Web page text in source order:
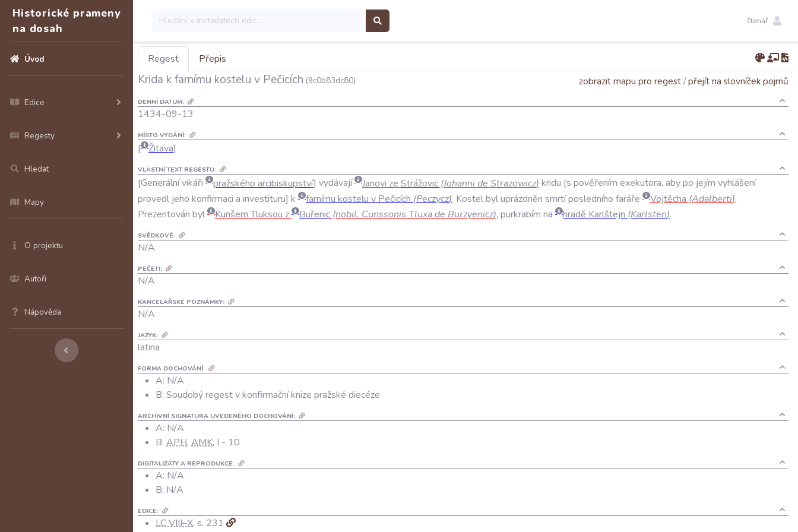
Historické prameny
na dosah
Úvod
Edice
Regesty
Hledat
Mapy
O projektu
Autoři
Nápověda
čtenář
Regest Přepis
Krida k farnímu kostelu v Pečicích (9c0b83dc80) zobrazit mapu pro regest/přejít na slovníček pojmů
DENNÍ DATUM:
1434-09-13
MÍSTO VYDÁNÍ:
Žitava
VLASTNÍ TEXT REGESTU:
Generálnívikáři pražského arcibiskupství vydávají Janovi ze Strážovic (Johannide Strazowicz) kridu s pověřením exekutora, abypo jejím vyhlášení
provedl jeho konfirmaci a investituru k farnímu kostelu v Pečicích (Peczycz). Kostelbyluprázdněn smrtíposledního faráře Vojtěcha (Adalberti).
Prezentován byl Kunšem Tluksou z Buřenic (nobil. Cunssonis Tluxade Burzyenicz), purkrabím na hradě Karlštejn (Karlsten).
SVĚDKOVÉ:
N/A
PEČETI:
N/A
KANCELÁŘSKÉ POZNÁMKY:
N/A
JAZYK:
latina
FORMA DOCHOVÁNÍ:
A: N/A
B: Soudobý regest v konfirmační knize pražské diecéze
ARCHIVNÍ SIGNATURA UVEDENÉHO DOCHOVÁNÍ:
A: N/A
B: APH, AMK, I - 10
DIGITALIZÁTY A REPRODUKCE:
A: N/A
B: N/A
EDICE:
LC VIII–X, s. 231